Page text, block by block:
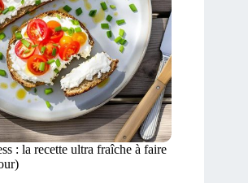
: la recette ultra fraîche à faire